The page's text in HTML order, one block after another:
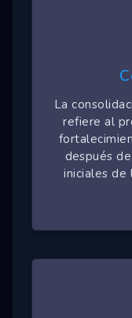
La
refiere al
después
iniciales de